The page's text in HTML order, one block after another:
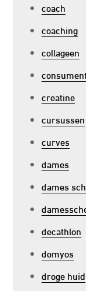
coach
coaching
collageen
creatine
cursussen
curves
dames
dames
decathlon
domyos
droge huid